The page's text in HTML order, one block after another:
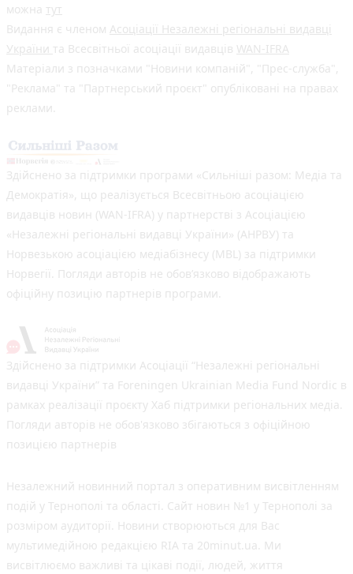
можна тут
Видання є членом Асоціації Незалежні регіональні видавці
України та Всесвітньої асоціації видавців WAN-IFRA
Матеріали з позначками "Новини компаній", "Прес-служба",
"Реклама" та "Партнерський проєкт" опубліковані на правах
реклами.
Здійснено за підтримки програми «Сильніші разом: Медіа та
Демократія», що реалізується Всесвітньою асоціацією
видавців новин (WAN-IFRA) у партнерстві з Асоціацією
«Незалежні регіональні видавці України» (АНРВУ) та
Норвезькою асоціацією медіабізнесу (MBL) за підтримки
Норвегії. Погляди авторів не обов’язково відображають
офіційну позицію партнерів програми.
Здійснено за підтримки Асоціації “Незалежні регіональні
видавці України” та Foreningen Ukrainian Media Fund Nordic в
рамках реалізації проєкту Хаб підтримки регіональних медіа.
Погляди авторів не обов'язково збігаються з офіційною
позицією партнерів
Незалежний новинний портал з оперативним висвітленням
подій у Тернополі та області. Сайт новин №1 у Тернополі за
розміром аудиторії. Новини створюються для Вас
мультимедійною редакцією RIA та 20minut.ua. Ми
висвітлюємо важливі та цікаві події, людей, життя